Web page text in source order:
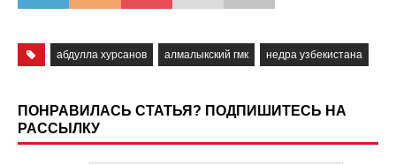
абдулла хурсанов алмалыкский гмк недра узбекистана
ПОНРАВИЛАСЬ СТАТЬЯ? ПОДПИШИТЕСЬ НА
РАССЫЛКУ